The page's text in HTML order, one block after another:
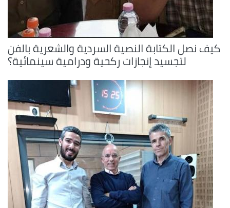
كيف نصل الكتابة النصية السردية والشعرية بالفن
لتجسيد إنجازات ركحية ودرامية سينمائية؟